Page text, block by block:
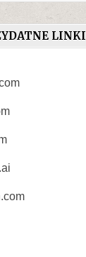
LINKI